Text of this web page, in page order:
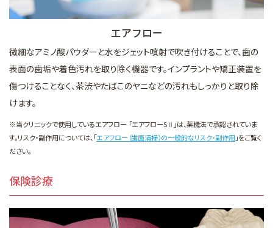
エアフロー
微細なアミノ酸パウダーと水をジェット噴射で吹き付けることで、歯の
表面の歯垢や着色汚れを取り除く機器です。インプラントや矯正装置を
傷つけることなく、茶渋やたばこのヤニなどの汚れもしっかりと取り除
けます。
※当クリニックで使用しているエアフロー 「エアフローSⅡ」は、薬機法で承認されていま
す。リスク・副作用については、「エアフロー（歯面清掃）の一般的なリスク・副作用 」をご覧く
ださい。
保険診療